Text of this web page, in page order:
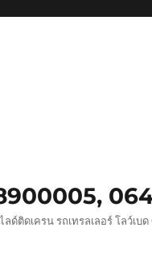
ด์ติดเครน รถเทรลเลอร์ โลว์